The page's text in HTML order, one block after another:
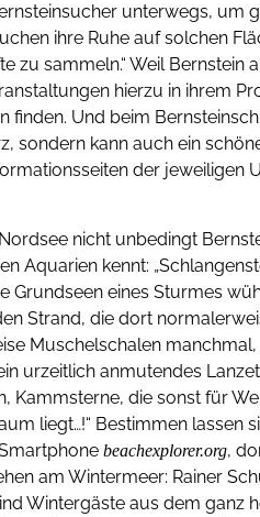
unterwegs, um
ihre Ruhe auf solchen
zu sammeln.“ Weil Bernstein
hierzu in ihrem
finden. Und beim
sondern kann auch ein
der jeweiligen
nicht unbedingt
Aquarien kennt:
Grundseen eines Sturmes
Strand, die dort
Muschelschalen
urzeitlich anmutendes
Kammsterne, die sonst für
liegt…!“ Bestimmen lassen
beachexplorer.org,
am Wintermeer: Rainer
Wintergäste aus dem ganz